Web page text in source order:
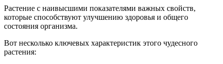
Растение с наивысшими показателями важных свойств,
которые способствуют улучшению здоровья и общего
состояния организма.
Вот несколько ключевых характеристик этого чудесного
растения: